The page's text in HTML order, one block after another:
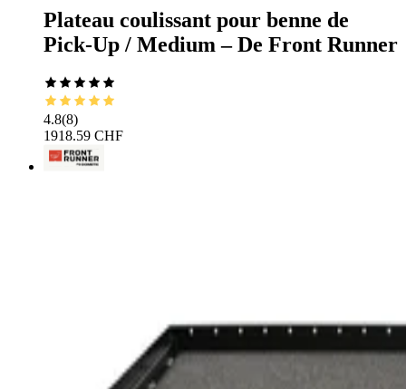
Plateau coulissant pour benne de
Pick-Up / Medium – De Front Runner
4.8(8)
1918.59 CHF